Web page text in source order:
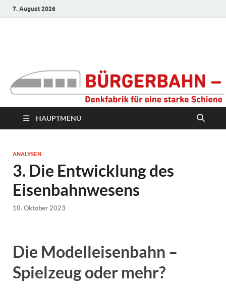
7. August 2026
Denkfabrik für eine
starke Schiene
HAUPTMENÜ
ANALYSEN
3. Die Entwicklung des
Eisenbahnwesens
10. Oktober 2023
Die Modelleisenbahn –
Spielzeug oder mehr?